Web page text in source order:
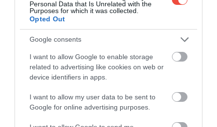
Personal Data that Is Unrelated with the
Purposes for which it was collected.
Opted Out
Google consents
I want to allow Google to enable storage
related to advertising like cookies on web or
device identifiers in apps.
I want to allow my user data to be sent to
Google for online advertising purposes.
Olvasd el ezt is!
Izgalmas fejezet kezdődik a börzsönyi vadmacska
életében
Egyre több a vadmacska az egyik határmenti
Kibújt a tojásból az ország idei első gólyafiókája
Idén is bővül a család: hat fiókát nevel a dömösi